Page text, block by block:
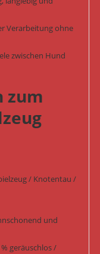
Verarbeitung ohne
zwischen Hund
zum
/ Knotentau /
und
geräuschlos /